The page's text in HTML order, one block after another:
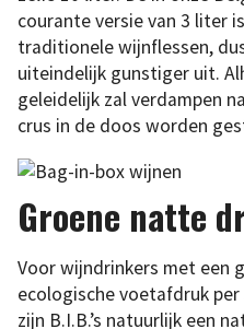
courante versie van 3 liter
traditionele wijnflessen,
uiteindelijk gunstiger uit.
geleidelijk zal verdampen
crus in de doos worden
Groene natte
Voor wijndrinkers met een
ecologische voetafdruk
zijn B.I.B.’s natuurlijk een